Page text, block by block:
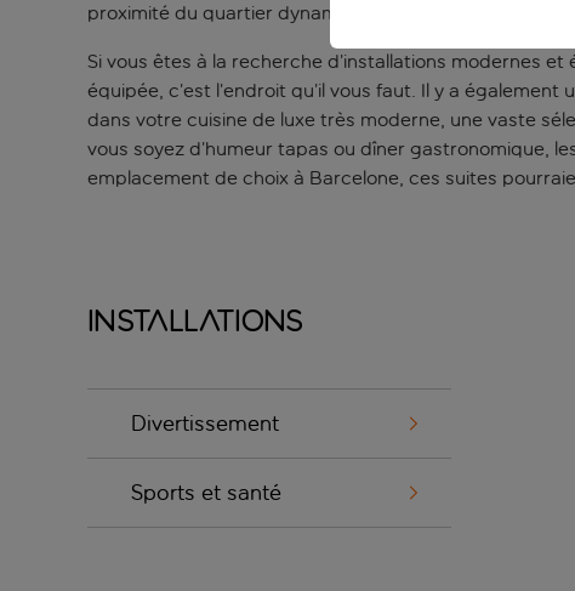
proximité du quartier dynamique de l’Eixample, qui
Si vous êtes à la recherche d’installations modernes
équipée, c’est l’endroit qu’il vous faut. Il y a
dans votre cuisine de luxe très moderne, une vaste
vous soyez d’humeur tapas ou dîner gastronomique,
emplacement de choix à Barcelone, ces suites
Installations
Divertissement
Sports et santé